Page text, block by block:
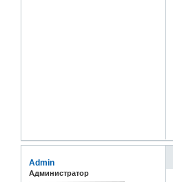
Admin
Администратор